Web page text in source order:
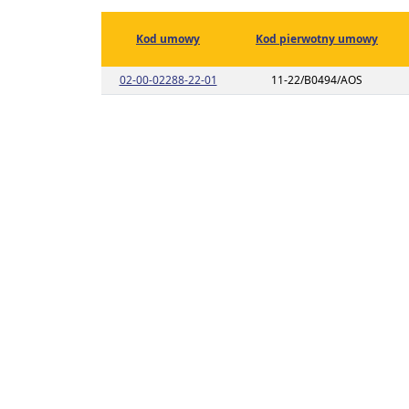
Kod umowy Kod pierwotny umowy
02-00-02288-22-01 Link do listy planu umowy o kodzie
11-22/B0494/AOS